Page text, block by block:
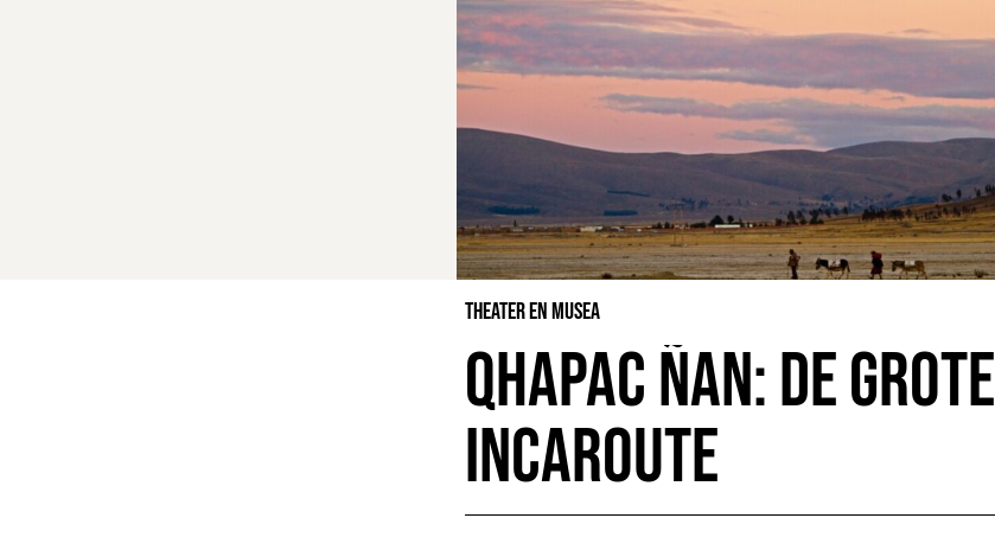
Theater en Musea
Qhapac Ñan: De Grote
Incaroute